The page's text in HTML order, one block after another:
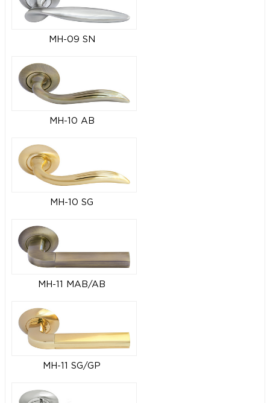
MH-09 SN
MH-10 AB
MH-10 SG
MH-11 MAB/AB
MH-11 SG/GP